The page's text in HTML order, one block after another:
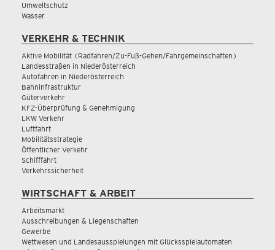
Umweltschutz
Wasser
VERKEHR & TECHNIK
Aktive Mobilität (Radfahren/Zu-Fuß-Gehen/Fahrgemeinschaften)
Landesstraßen in Niederösterreich
Autofahren in Niederösterreich
Bahninfrastruktur
Güterverkehr
KFZ-Überprüfung & Genehmigung
LKW Verkehr
Luftfahrt
Mobilitätsstrategie
Öffentlicher Verkehr
Schifffahrt
Verkehrssicherheit
WIRTSCHAFT & ARBEIT
Arbeitsmarkt
Ausschreibungen & Liegenschaften
Gewerbe
Wettwesen und Landesausspielungen mit Glücksspielautomaten